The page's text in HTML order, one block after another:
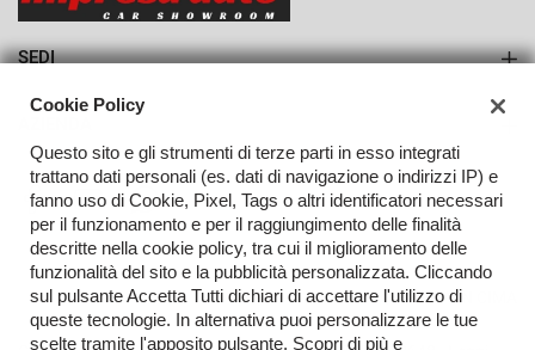
SEDI
Azienda
Contatti
TORNA IN CIMA
Cookie Policy
Questo sito e gli strumenti di terze parti in esso integrati
trattano dati personali (es. dati di navigazione o indirizzi IP) e
fanno uso di Cookie, Pixel, Tags o altri identificatori necessari
per il funzionamento e per il raggiungimento delle finalità
descritte nella cookie policy, tra cui il miglioramento delle
funzionalità del sito e la pubblicità personalizzata. Cliccando
sul pulsante Accetta Tutti dichiari di accettare l'utilizzo di
queste tecnologie. In alternativa puoi personalizzare le tue
scelte tramite l'apposito pulsante. Scopri di più e